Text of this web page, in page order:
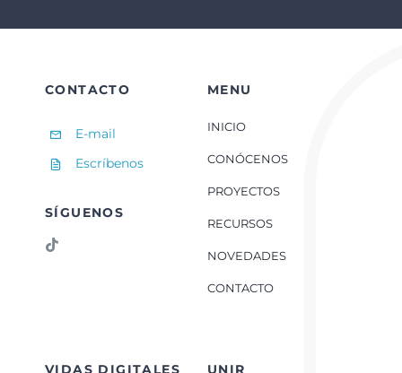
CONTACTO
E-mail
Escríbenos
SÍGUENOS
MENU
INICIO
CONÓCENOS
PROYECTOS
RECURSOS
NOVEDADES
CONTACTO